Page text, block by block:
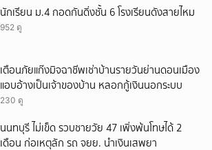
นักเรียน ม.4 กอดกันดิ่งชั้น 6 โรงเรียนดังสายไหม
952 ดู
เตือนภัยแก๊งมิจฉาชีพเช่าบ้านรายวันย่านดอนเมือง
แอบอ้างเป็นเจ้าของบ้าน หลอกกู้เงินนอกระบบ
230 ดู
นนทบุรี ไม่เข็ด รวบชายวัย 47 เพิ่งพ้นโทษได้ 2
เดือน ก่อเหตุลัก รถ จยย. นำเงินเสพยา